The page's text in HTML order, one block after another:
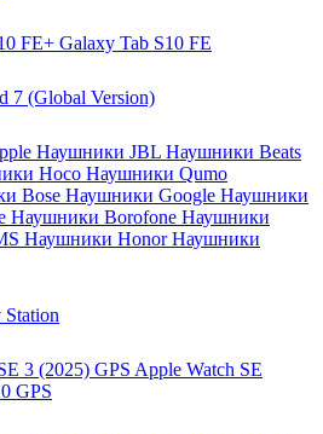
FE+ Galaxy Tab S10 FE
7 (Global Version)
Наушники JBL Наушники Beats
Hoco Наушники Qumo
Bose Наушники Google Наушники
Наушники Borofone Наушники
Наушники Honor Наушники
3 (2025) GPS Apple Watch SE
GPS